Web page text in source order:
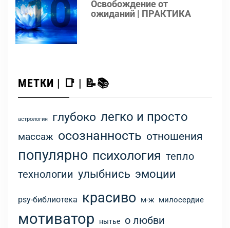
10
Освобождение от
ожиданий | ПРАКТИКА
МЕТКИ | 📑 | 📝📚
астрология глубоко легко и просто
массаж осознанность отношения
популярно психология тепло
технологии улыбнись эмоции
psy-библиотека красиво м-ж милосердие
мотиватор нытье о любви